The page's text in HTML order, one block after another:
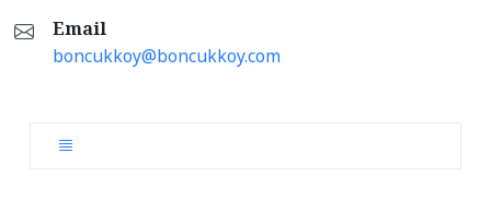
Email
boncukkoy@boncukkoy.com